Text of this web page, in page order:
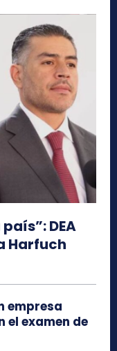
DEA
Harfuch
empresa
el examen de